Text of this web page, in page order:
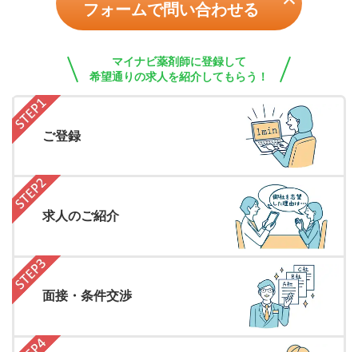
フォームで問い合わせる
マイナビ薬剤師に登録して
希望通りの求人を紹介してもらう！
ご登録
求人のご紹介
面接・条件交渉